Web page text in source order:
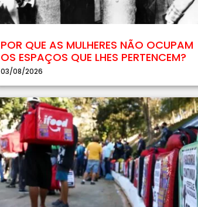
POR QUE AS MULHERES NÃO OCUPAM
OS ESPAÇOS QUE LHES PERTENCEM?
03/08/2026